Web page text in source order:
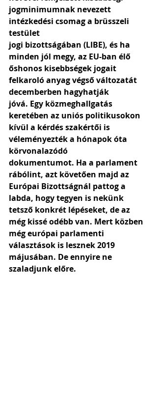
jogminimumnak nevezett
intézkedési csomag a brüsszeli
testület
jogi bizottságában (LIBE), és ha
minden jól megy, az EU-ban élő
őshonos kisebbségek jogait
felkaroló anyag végső változatát
decemberben hagyhatják
jóvá. Egy közmeghallgatás
keretében az uniós politikusokon
kívül a kérdés szakértői is
véleményezték a hónapok óta
körvonalazódó
dokumentumot. Ha a parlament
rábólint, azt követően majd az
Európai Bizottságnál pattog a
labda, hogy tegyen is nekünk
tetsző konkrét lépéseket, de az
még kissé odébb van. Mert közben
még európai parlamenti
választások is lesznek 2019
májusában. De ennyire ne
szaladjunk előre.